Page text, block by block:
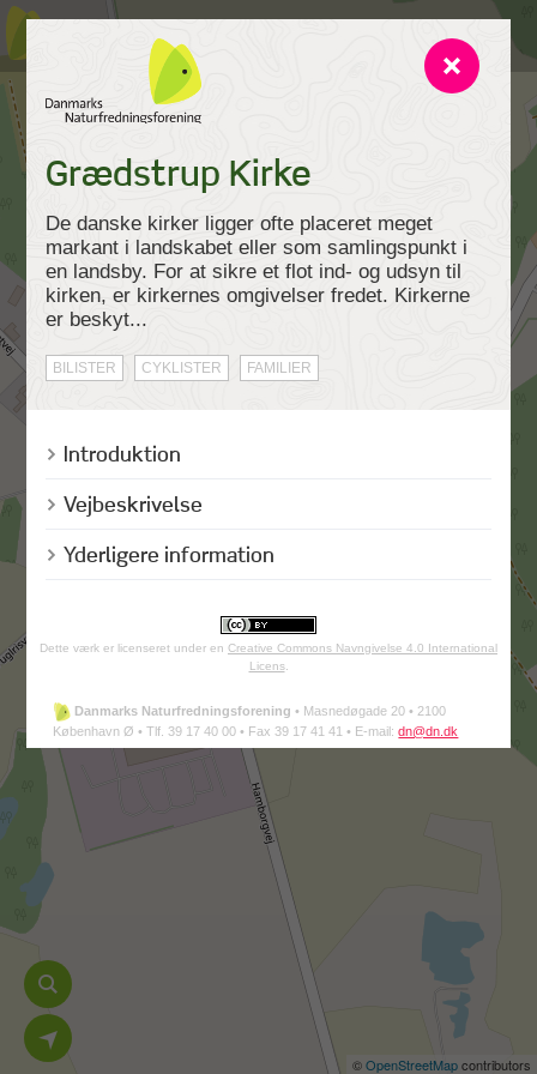
©OpenStreetMapcontributors
Grædstrup Kirke
De danske kirker ligger ofte placeret meget
markant i landskabet eller som samlingspunkt i
en landsby. For at sikre et flot ind- og udsyn til
kirken, er kirkernes omgivelser fredet. Kirkerne
er beskyt...
BILISTER CYKLISTER FAMILIER
Introduktion
Vejbeskrivelse
Yderligere information
Dette værk er licenseret under en Creative Commons Navngivelse 4.0 International
Licens.
Danmarks Naturfredningsforening • Masnedøgade 20 • 2100
København Ø • Tlf. 39 17 40 00 • Fax 39 17 41 41 • E-mail:dn@dn.dk